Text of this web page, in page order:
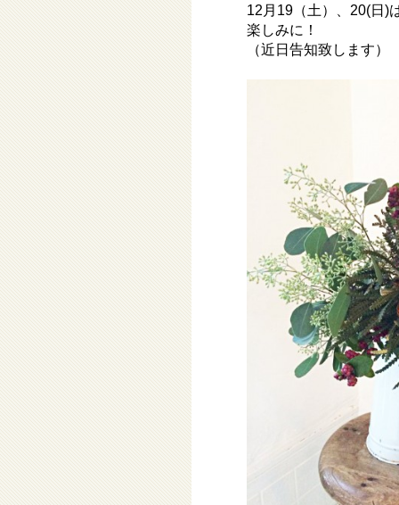
12月19（土）、20(日)
楽しみに！
（近日告知致します）